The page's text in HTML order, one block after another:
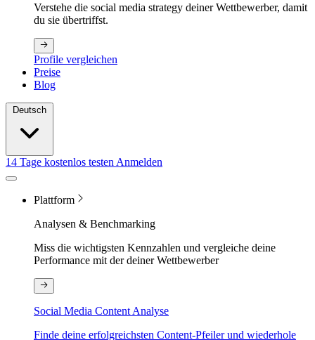
Verstehe die social media strategy deiner Wettbewerber, damit
du sie übertriffst.
Profile vergleichen
Preise
Blog
14 Tage kostenlos testen Anmelden
Plattform
Analysen & Benchmarking
Miss die wichtigsten Kennzahlen und vergleiche deine
Performance mit der deiner Wettbewerber
Social Media Content Analyse
Finde deine erfolgreichsten Content-Pfeiler und wiederhole